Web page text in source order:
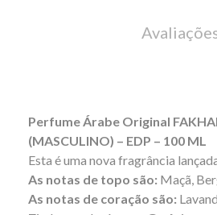
Perfume Árabe Original
(MASCULINO) – EDP – 100 ML
Esta é uma nova fragrância
As notas de topo são: Maçã,
As notas de coração são: